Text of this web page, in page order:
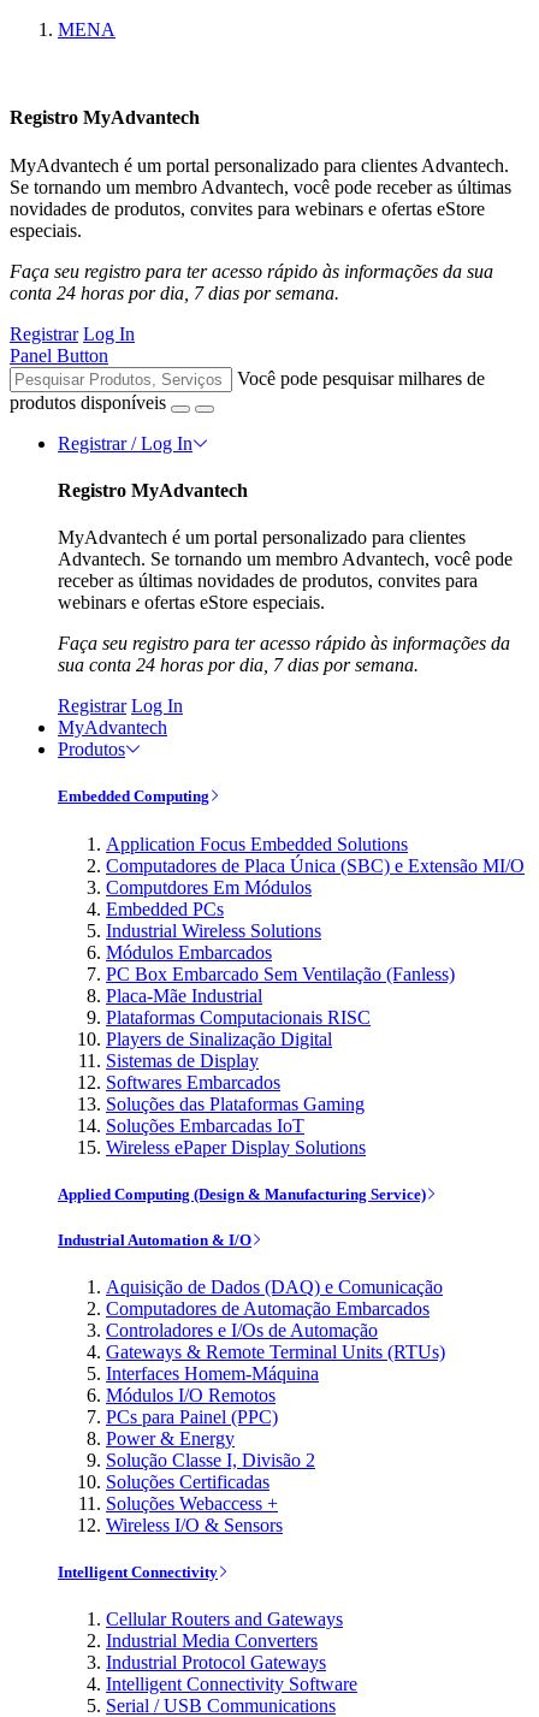
MENA
Registro MyAdvantech
MyAdvantech é um portal personalizado para clientes Advantech.
Se tornando um membro Advantech, você pode receber as últimas
novidades de produtos, convites para webinars e ofertas eStore
especiais.
Faça seu registro para ter acesso rápido às informações da sua
conta 24 horas por dia, 7 dias por semana.
Registrar Log In
Panel Button
Você pode pesquisar milhares de
produtos disponíveis
Registrar / Log In
Registro MyAdvantech
MyAdvantech é um portal personalizado para clientes
Advantech. Se tornando um membro Advantech, você pode
receber as últimas novidades de produtos, convites para
webinars e ofertas eStore especiais.
Faça seu registro para ter acesso rápido às informações da
sua conta 24 horas por dia, 7 dias por semana.
Registrar Log In
MyAdvantech
Produtos
Embedded Computing
Application Focus Embedded Solutions
Computadores de Placa Única (SBC) e Extensão MI/O
Computdores Em Módulos
Embedded PCs
Industrial Wireless Solutions
Módulos Embarcados
PC Box Embarcado Sem Ventilação (Fanless)
Placa-Mãe Industrial
Plataformas Computacionais RISC
Players de Sinalização Digital
Sistemas de Display
Softwares Embarcados
Soluções das Plataformas Gaming
Soluções Embarcadas IoT
Wireless ePaper Display Solutions
Applied Computing (Design & Manufacturing Service)
Industrial Automation & I/O
Aquisição de Dados (DAQ) e Comunicação
Computadores de Automação Embarcados
Controladores e I/Os de Automação
Gateways & Remote Terminal Units (RTUs)
Interfaces Homem-Máquina
Módulos I/O Remotos
PCs para Painel (PPC)
Power & Energy
Solução Classe I, Divisão 2
Soluções Certificadas
Soluções Webaccess +
Wireless I/O & Sensors
Intelligent Connectivity
Cellular Routers and Gateways
Industrial Media Converters
Industrial Protocol Gateways
Intelligent Connectivity Software
Serial / USB Communications